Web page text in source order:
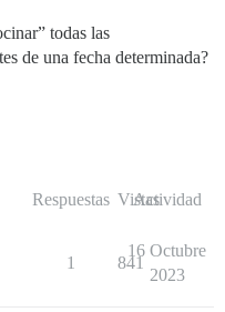
todas las
de una fecha determinada?
Respuestas Vistas
Actividad
1 841
16 Octubre
2023